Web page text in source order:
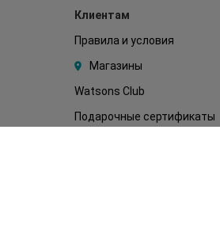
Клиентам
Правила и условия
Магазины
Watsons Club
Подарочные сертификаты